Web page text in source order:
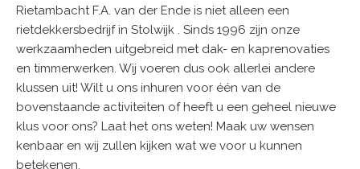
Rietambacht F.A. van der Ende is niet alleen een
rietdekkersbedrijf in Stolwijk . Sinds 1996 zijn onze
werkzaamheden uitgebreid met dak- en kaprenovaties
en timmerwerken. Wij voeren dus ook allerlei andere
klussen uit! Wilt u ons inhuren voor één van de
bovenstaande activiteiten of heeft u een geheel nieuwe
klus voor ons? Laat het ons weten! Maak uw wensen
kenbaar en wij zullen kijken wat we voor u kunnen
betekenen.